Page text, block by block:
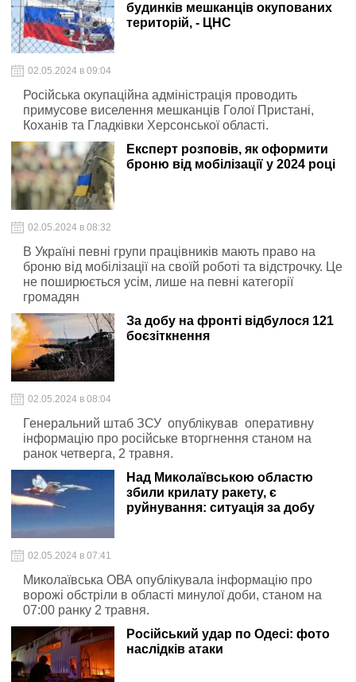
будинків мешканців окупованих
територій, - ЦНС
02.05.2024 в 09:04
Російська окупаційна адміністрація проводить
примусове виселення мешканців Голої Пристані,
Коханів та Гладківки Херсонської області.
Експерт розповів, як оформити
броню від мобілізації у 2024 році
02.05.2024 в 08:32
В Україні певні групи працівників мають право на
броню від мобілізації на своїй роботі та відстрочку. Це
не поширюється усім, лише на певні категорії
громадян
За добу на фронті відбулося 121
боєзіткнення
02.05.2024 в 08:04
Генеральний штаб ЗСУ опублікував оперативну
інформацію про російське вторгнення станом на
ранок четверга, 2 травня.
Над Миколаївською областю
збили крилату ракету, є
руйнування: ситуація за добу
02.05.2024 в 07:41
Миколаївська ОВА опублікувала інформацію про
ворожі обстріли в області минулої доби, станом на
07:00 ранку 2 травня.
Російський удар по Одесі: фото
наслідків атаки